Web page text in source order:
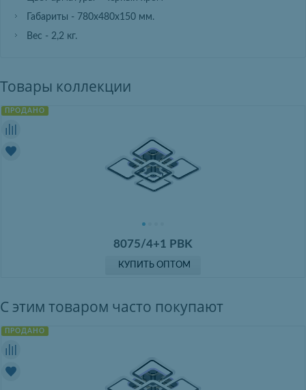
Габариты - 780х480х150 мм.
Вес - 2,2 кг.
Товары коллекции
ПРОДАНО
8075/4+1 PBK
КУПИТЬ ОПТОМ
С этим товаром часто покупают
ПРОДАНО